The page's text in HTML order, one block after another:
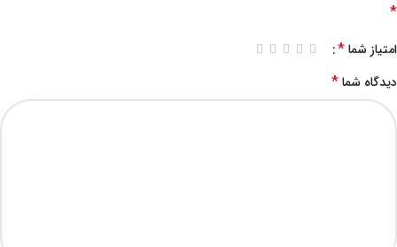
*
امتیاز شما*
دیدگاه شما*